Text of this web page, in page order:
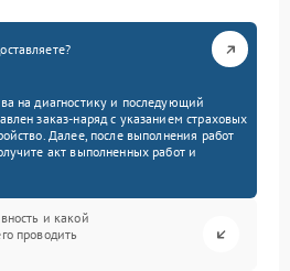
на диагностику и последующий
заказ-наряд с указанием страховых
Далее, после выполнения работ
акт выполненных работ и
и какой
проводить